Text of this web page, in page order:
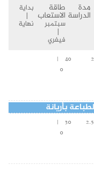
مدة
الدراسة
طاقة
الاستعاب
سبتمبر
|
فيفري
بداية
|
نهاية
2
40 |
بأريانة
2.5
30 |